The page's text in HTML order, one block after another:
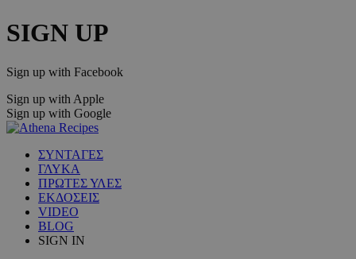
SIGN UP
Sign up with Facebook
Sign up with Apple
Sign up with Google
ΣΥΝΤΑΓΕΣ
ΓΛΥΚΑ
ΠΡΩΤΕΣ ΥΛΕΣ
ΕΚΔΟΣΕΙΣ
VIDEO
BLOG
SIGN IN